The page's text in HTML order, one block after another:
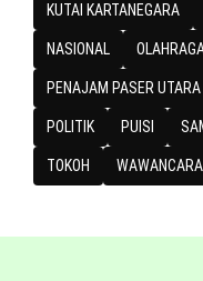
KUTAI KARTANEGARA
NASIONAL
PENAJAM PASER UTARA
POLITIK PUISI
TOKOH WAWANCARA